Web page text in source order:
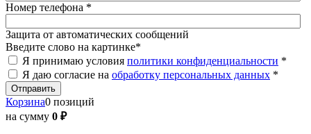
Номер телефона *
Защита от автоматических сообщений
Введите слово на картинке*
Я принимаю условия политики конфиденциальности *
Я даю согласие на обработку персональных данных *
Корзина0 позиций
на сумму 0 ₽